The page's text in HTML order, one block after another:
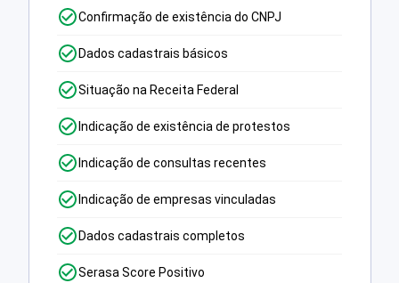
Confirmação de existência do CNPJ
Dados cadastrais básicos
Situação na Receita Federal
Indicação de existência de protestos
Indicação de consultas recentes
Indicação de empresas vinculadas
Dados cadastrais completos
Serasa Score Positivo